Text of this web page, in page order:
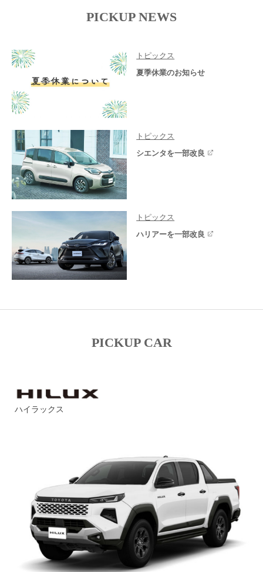
PICKUP NEWS
トピックス
夏季休業のお知らせ
トピックス
シエンタを一部改良
トピックス
ハリアーを一部改良
PICKUP CAR
ハイラックス